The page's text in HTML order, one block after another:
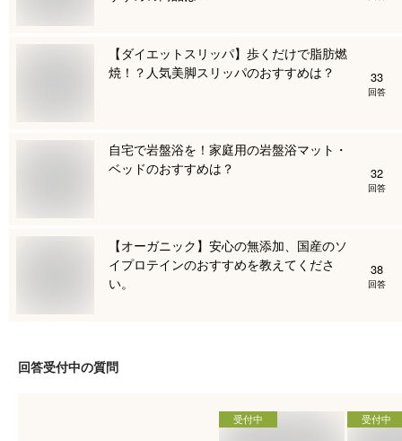
【ダイエットスリッパ】歩くだけで脂肪燃
焼！？人気美脚スリッパのおすすめは？
33
回答
自宅で岩盤浴を！家庭用の岩盤浴マット・
ベッドのおすすめは？
32
回答
【オーガニック】安心の無添加、国産のソ
イプロテインのおすすめを教えてくださ
い。
38
回答
回答受付中の質問
受付中 受付中